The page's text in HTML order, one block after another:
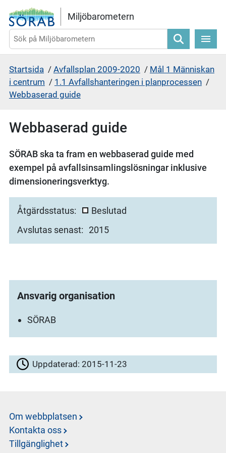
Gå direkt till sidans innehåll
Miljöbarometern
Sök
Startsida / Avfallsplan 2009-2020 / Mål 1 Människan
i centrum / 1.1 Avfallshanteringen i planprocessen /
Webbaserad guide
Webbaserad guide
SÖRAB ska ta fram en webbaserad guide med
exempel på avfallsinsamlingslösningar inklusive
dimensioneringsverktyg.
Åtgärdsstatus:
Beslutad
Avslutas senast: 2015
Ansvarig organisation
SÖRAB
Uppdaterad:2015-11-23
Om webbplatsen
Kontakta oss
Tillgänglighet